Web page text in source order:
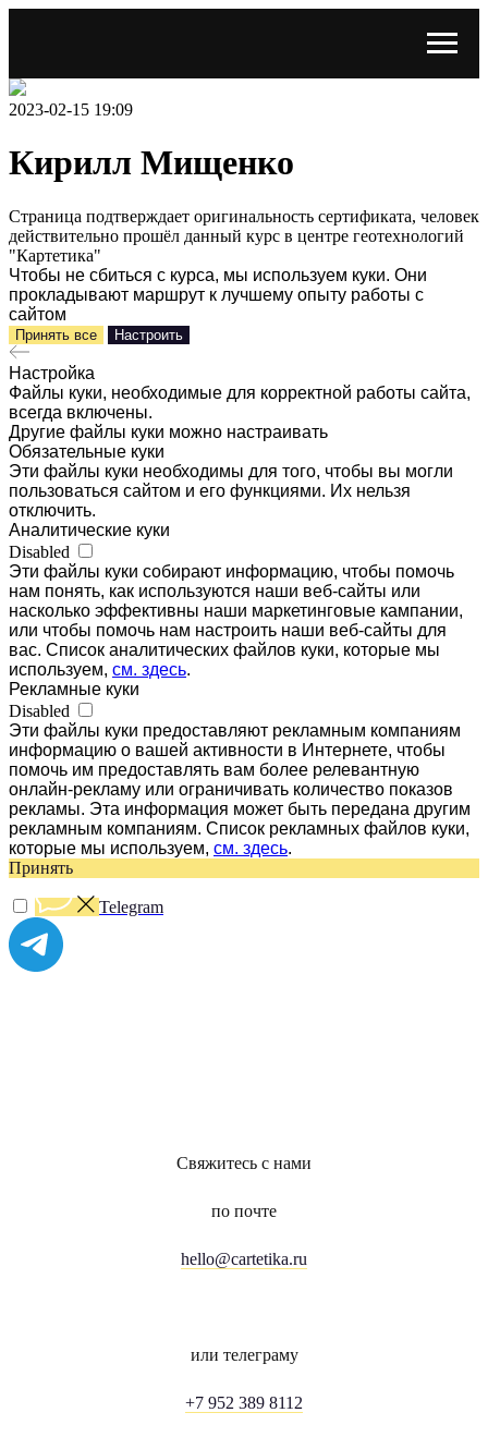
2023-02-15 19:09
Кирилл Мищенко
Страница подтверждает оригинальность сертификата, человек
действительно прошёл данный курс в центре геотехнологий
"Картетика"
Чтобы не сбиться с курса, мы используем куки. Они
прокладывают маршрут к лучшему опыту работы с
сайтом
Принять все Настроить
Настройка
Файлы куки, необходимые для корректной работы сайта,
всегда включены.
Другие файлы куки можно настраивать
Обязательные куки
Эти файлы куки необходимы для того, чтобы вы могли
пользоваться сайтом и его функциями. Их нельзя
отключить.
Аналитические куки
Disabled
Эти файлы куки собирают информацию, чтобы помочь
нам понять, как используются наши веб-сайты или
насколько эффективны наши маркетинговые кампании,
или чтобы помочь нам настроить наши веб-сайты для
вас. Список аналитических файлов куки, которые мы
используем, см. здесь.
Рекламные куки
Disabled
Эти файлы куки предоставляют рекламным компаниям
информацию о вашей активности в Интернете, чтобы
помочь им предоставлять вам более релевантную
онлайн-рекламу или ограничивать количество показов
рекламы. Эта информация может быть передана другим
рекламным компаниям. Список рекламных файлов куки,
которые мы используем, см. здесь.
Принять
Telegram
Свяжитесь с нами
по почте
hello@cartetika.ru
или телеграму
+7 952 389 8112